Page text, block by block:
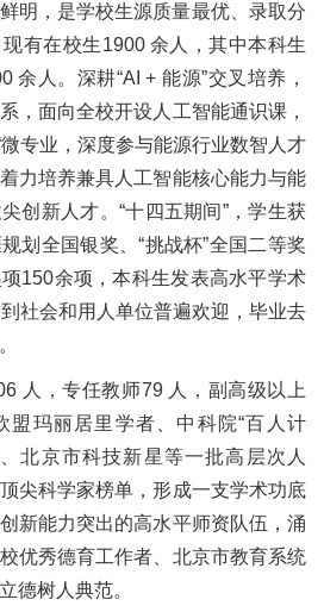
明，是学校生源质量最优、录取分
有在校生1900 余人，其中本科生
余人。深耕“AI + 能源”交叉培养，
，面向全校开设人工智能通识课，
专业，深度参与能源行业数智人才
力培养兼具人工智能核心能力与能
创新人才。“十四五期间”，学生获
划全国银奖、“挑战杯”全国二等奖
150余项，本科生发表高水平学术
社会和用人单位普遍欢迎，毕业去
人，专任教师79 人，副高级以上
盟玛丽居里学者、中科院“百人计
北京市科技新星等一批高层次人
尖科学家榜单，形成一支学术功底
新能力突出的高水平师资队伍，涌
优秀德育工作者、北京市教育系统
德树人典范。